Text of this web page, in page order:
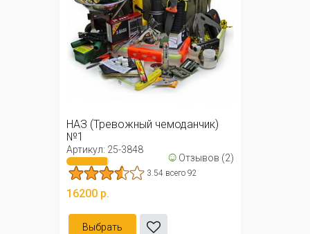
НАЗ (Тревожный чемоданчик)
№1
Артикул: 25-3848 ☺ Отзывов (2)
3.54 всего 92
16200 р.
Выбрать